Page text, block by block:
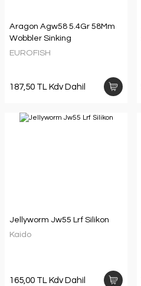
Aragon Agw58 5.4Gr 58Mm
Wobbler Sinking
EUROFISH
187,50 TL Kdv Dahil
Jellyworm Jw55 Lrf Silikon
Kaido
165,00 TL Kdv Dahil